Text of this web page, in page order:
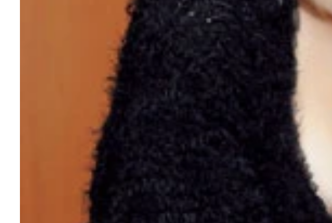
『アウト×デラックス』の美脚カウンターガールとして高い人気を誇る、小間千代